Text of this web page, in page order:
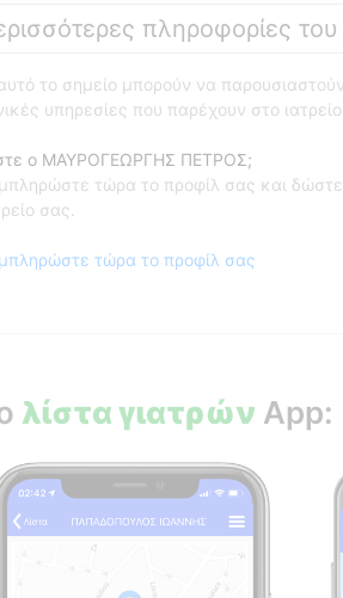
πληροφορίες
το σημείο μπορούν να παρουσιαστούν
υπηρεσίες που παρέχουν στο ιατρείο
ο ΜΑΥΡΟΓΕΩΡΓΗΣ ΠΕΤΡΟΣ;
τώρα το προφίλ σας και
σας.
τώρα το προφίλ σας
λίστα γιατρών App: